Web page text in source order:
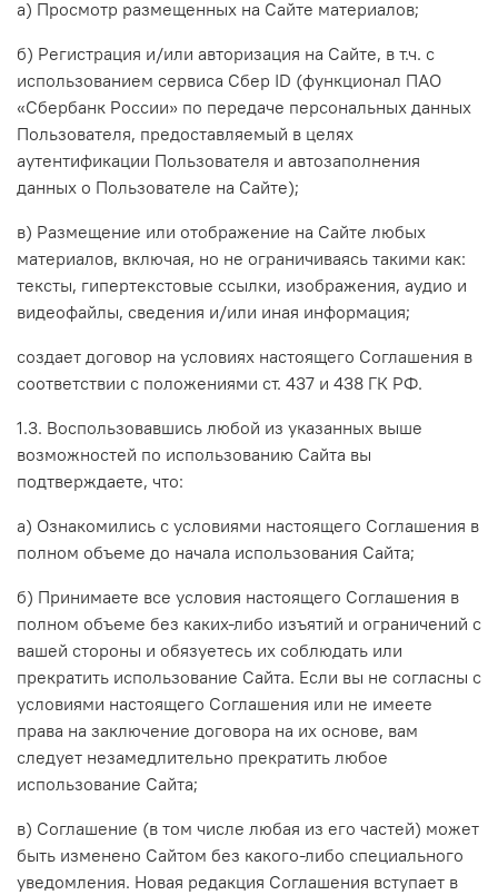
а) Просмотр размещенных на Сайте материалов;
б) Регистрация и/или авторизация на Сайте, в т.ч. с
использованием сервиса Сбер ID (функционал ПАО
«Сбербанк России» по передаче персональных данных
Пользователя, предоставляемый в целях
аутентификации Пользователя и автозаполнения
данных о Пользователе на Сайте);
в) Размещение или отображение на Сайте любых
материалов, включая, но не ограничиваясь такими как:
тексты, гипертекстовые ссылки, изображения, аудио и
видеофайлы, сведения и/или иная информация;
создает договор на условиях настоящего Соглашения в
соответствии с положениями ст. 437 и 438 ГК РФ.
1.3. Воспользовавшись любой из указанных выше
возможностей по использованию Сайта вы
подтверждаете, что:
а) Ознакомились с условиями настоящего Соглашения в
полном объеме до начала использования Сайта;
б) Принимаете все условия настоящего Соглашения в
полном объеме без каких-либо изъятий и ограничений с
вашей стороны и обязуетесь их соблюдать или
прекратить использование Сайта. Если вы не согласны с
условиями настоящего Соглашения или не имеете
права на заключение договора на их основе, вам
следует незамедлительно прекратить любое
использование Сайта;
в) Соглашение (в том числе любая из его частей) может
быть изменено Сайтом без какого-либо специального
уведомления. Новая редакция Соглашения вступает в